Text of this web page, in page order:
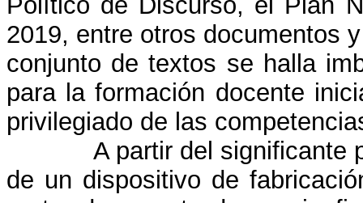
2019, entre otros documentos
conjunto de textos se halla
para la formación docente
privilegiado de las
A partir del significante
de un dispositivo de